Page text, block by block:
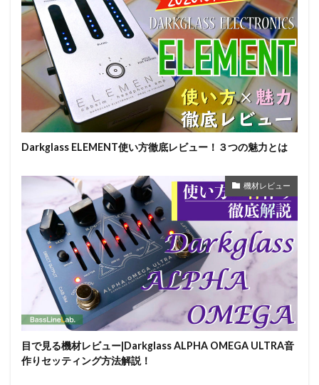
Darkglass ELEMENT使い方徹底レビュー！３つの魅力とは
機材レビュー
目で見る機材レビュー|Darkglass ALPHA OMEGA ULTRA音
作りセッティング方法解説！